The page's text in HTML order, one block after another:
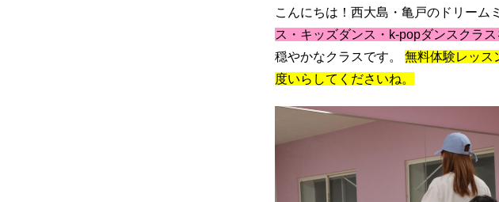
こんにちは！西大島・亀戸のドリーム
ス・キッズダンス・k-popダンスクラス
穏やかなクラスです。 無料体験レッス
度いらしてくださいね。